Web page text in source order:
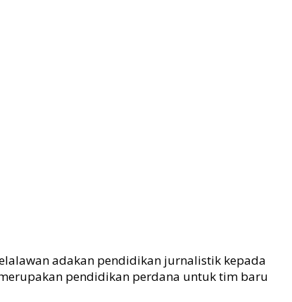
adakan pendidikan jurnalistik kepada
pendidikan perdana untuk tim baru